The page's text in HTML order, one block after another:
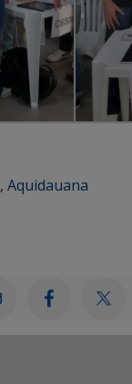
, Aquidauana